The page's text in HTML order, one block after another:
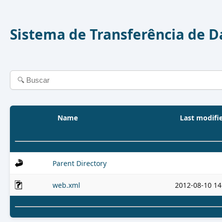
Sistema de Transferência de
Name Last
Parent Directory
web.xml 2012-08-10